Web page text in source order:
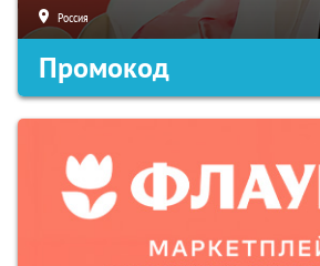
Россия
Промокод